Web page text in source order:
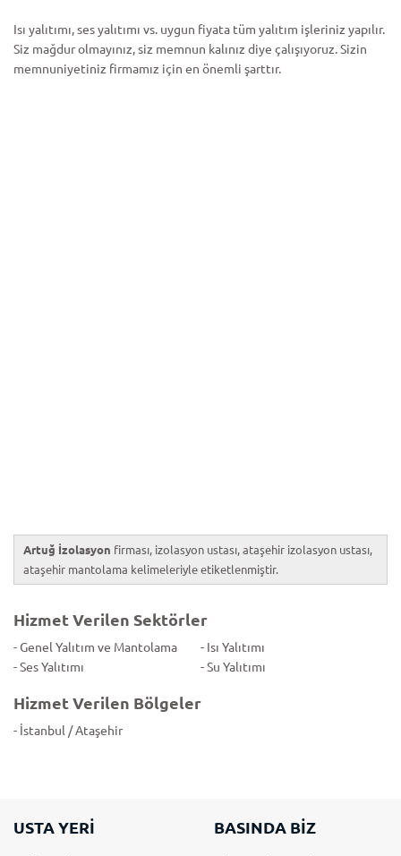
Isı yalıtımı, ses yalıtımı vs. uygun fiyata tüm yalıtım işleriniz yapılır.
Siz mağdur olmayınız, siz memnun kalınız diye çalışıyoruz. Sizin
memnuniyetiniz firmamız için en önemli şarttır.
Artuğ İzolasyon firması, izolasyon ustası, ataşehir izolasyon ustası,
ataşehir mantolama kelimeleriyle etiketlenmiştir.
Hizmet Verilen Sektörler
- Genel Yalıtım ve Mantolama
- Isı Yalıtımı
- Ses Yalıtımı
- Su Yalıtımı
Hizmet Verilen Bölgeler
- İstanbul / Ataşehir
USTA YERİ BASINDA BİZ